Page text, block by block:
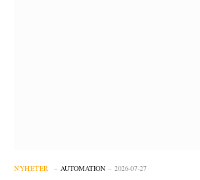
NYHETER AUTOMATION 2026-07-27